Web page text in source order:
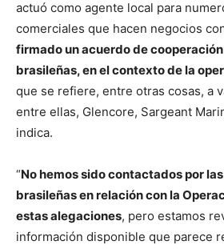
actuó como agente local para
comerciales que hacen negocios
firmado un acuerdo de
brasileñas, en el contexto de la
que se refiere, entre otras cosas, a
entre ellas, Glencore, Sargeant
indica.
“No hemos sido contactados por
brasileñas en relación con la
estas alegaciones, pero estamos
información disponible que parece